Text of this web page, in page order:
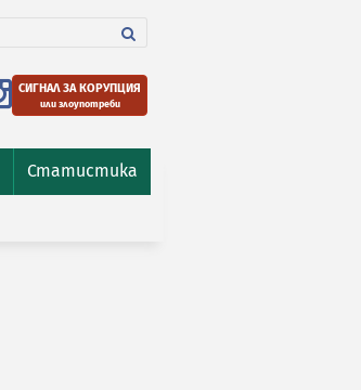
СИГНАЛ ЗА КОРУПЦИЯ
или злоупотреби
Статистика